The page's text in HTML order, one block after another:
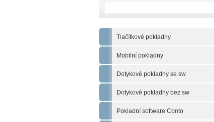
Tlačítkové pokladny
Mobilní pokladny
Dotykové pokladny se sw
Dotykové pokladny bez sw
Pokladní software Conto